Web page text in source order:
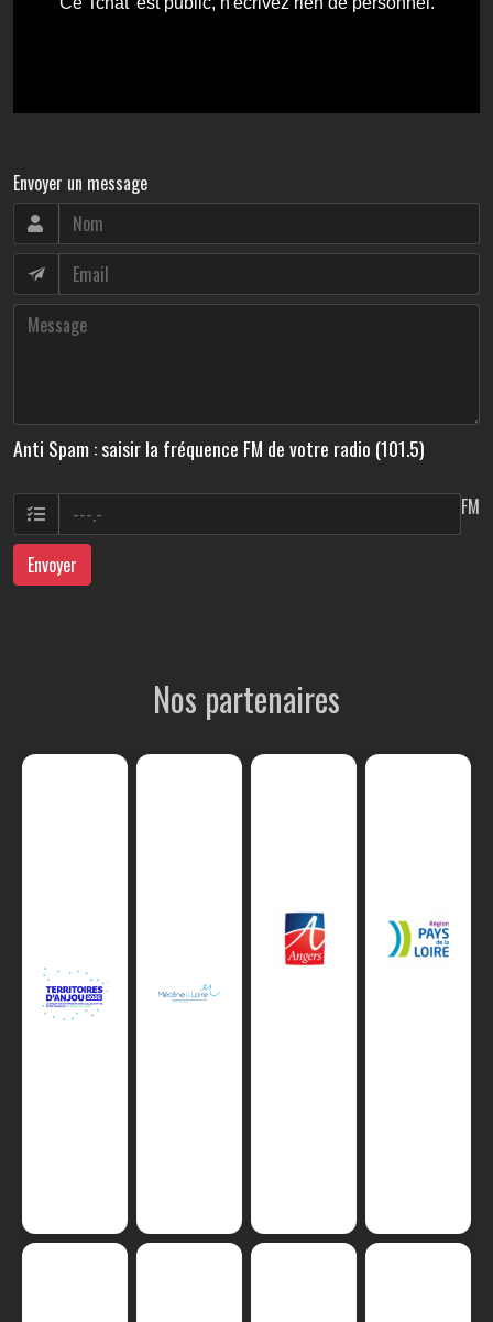
Envoyer un message
Anti Spam : saisir la fréquence FM de votre radio (101.5)
FM
Envoyer
Nos partenaires